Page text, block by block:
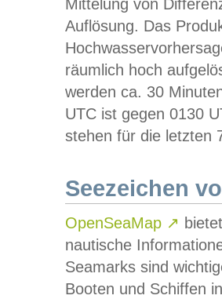
Mittelung von
Auflösung. Das
räumlich hoch
werden ca. 30
UTC ist gegen 0130
stehen für die letzten
Seezeichen
OpenSeaMap ↗
nautische
Seamarks sind
Booten und Schiffen